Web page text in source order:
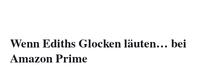
Wenn Ediths Glocken läuten… bei
Amazon Prime